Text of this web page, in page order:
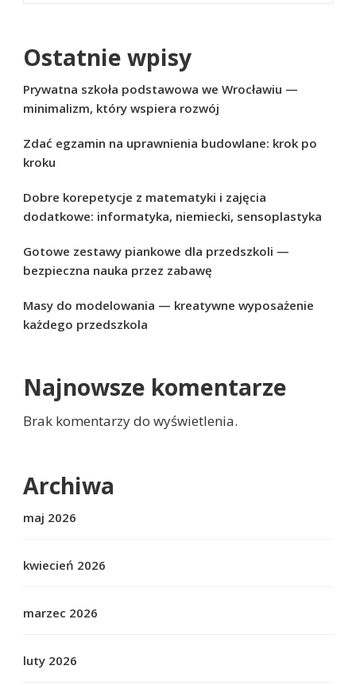
Ostatnie wpisy
Prywatna szkoła podstawowa we Wrocławiu —
minimalizm, który wspiera rozwój
Zdać egzamin na uprawnienia budowlane: krok po
kroku
Dobre korepetycje z matematyki i zajęcia
dodatkowe: informatyka, niemiecki, sensoplastyka
Gotowe zestawy piankowe dla przedszkoli —
bezpieczna nauka przez zabawę
Masy do modelowania — kreatywne wyposażenie
każdego przedszkola
Najnowsze komentarze
Brak komentarzy do wyświetlenia.
Archiwa
maj 2026
kwiecień 2026
marzec 2026
luty 2026